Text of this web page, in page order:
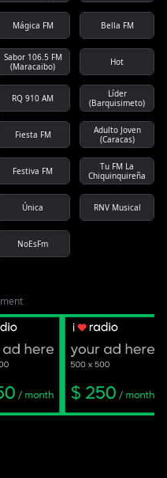
Mágica FM Bella FM
Sabor 106.5 FM
(Maracaibo)
Hot
RQ 910 AM
Líder
(Barquisimeto)
Fiesta FM
Adulto Joven
(Caracas)
Festiva FM
Tu FM La
Chiquinquireña
Única RNV Musical
NoEsFm